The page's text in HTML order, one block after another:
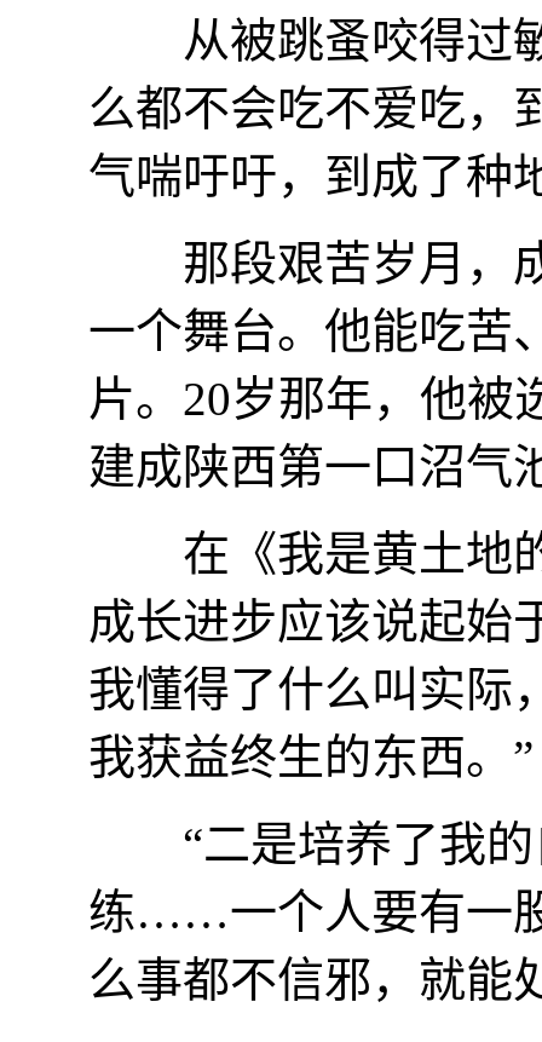
从被跳蚤咬得过敏
么都不会吃不爱吃，
气喘吁吁，到成了
那段艰苦岁月，成
一个舞台。他能吃苦
片。20岁那年，他被
建成陕西第一口沼气
在《我是黄土地的
成长进步应该说起始
我懂得了什么叫实际
我获益终生的东西。”
“二是培养了我的
练……一个人要有一
么事都不信邪，就能